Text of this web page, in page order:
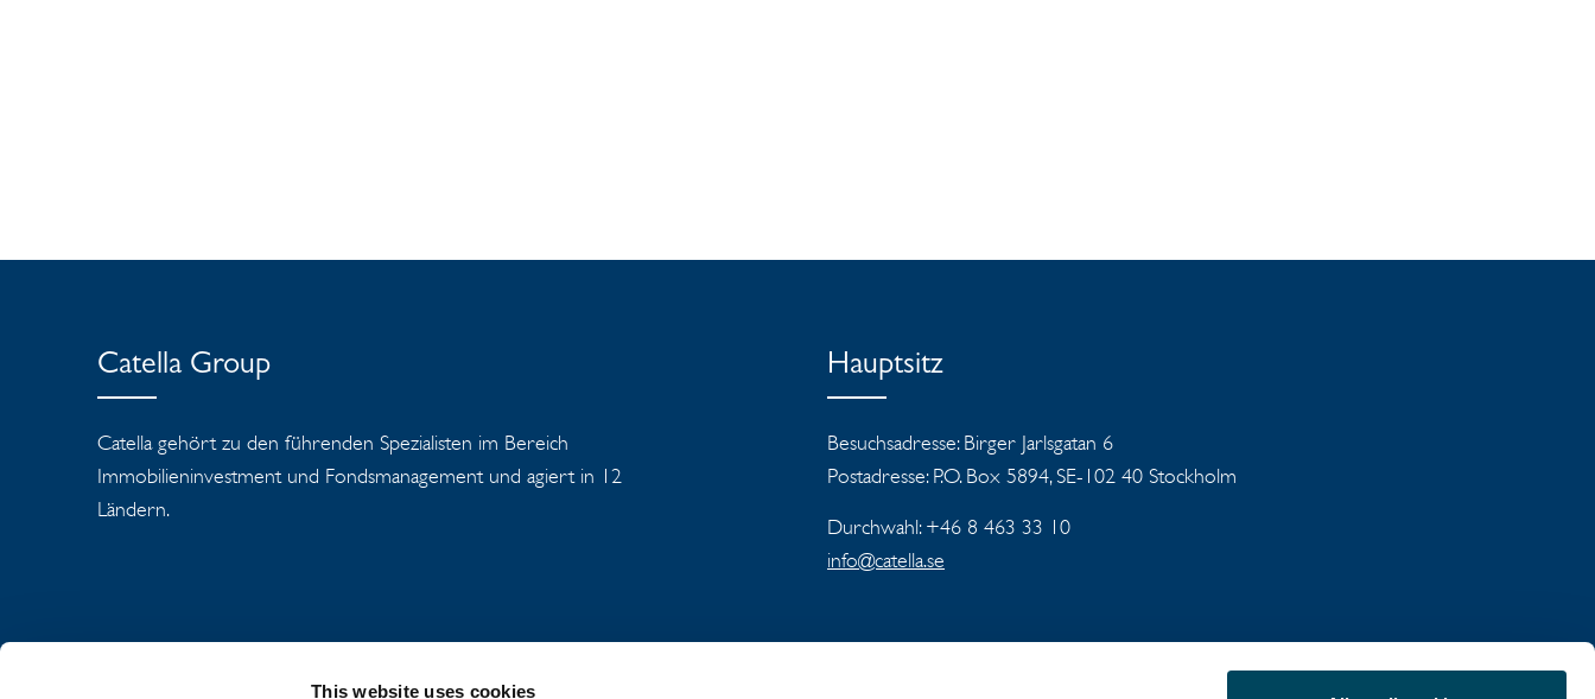
This website uses cookies
Catella Group
Catella gehört zu den führenden Spezialisten im Bereich
Immobilieninvestment und Fondsmanagement und agiert in 12
Ländern.
Hauptsitz
Besuchsadresse: Birger Jarlsgatan 6
Postadresse: P.O. Box 5894, SE-102 40 Stockholm
Durchwahl: +46 8 463 33 10
info@catella.se